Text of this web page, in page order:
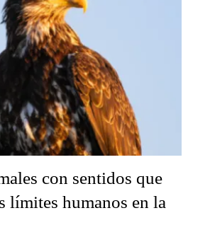
con sentidos que
límites humanos en la